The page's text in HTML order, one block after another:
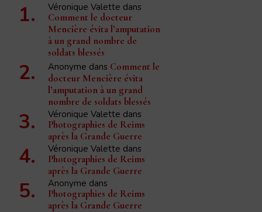
Véronique Valette dans
Comment le docteur
Mencière évita l’amputation
à un grand nombre de
soldats blessés
Anonyme dans Comment le
docteur Mencière évita
l’amputation à un grand
nombre de soldats blessés
Véronique Valette dans
Photographies de Reims
après la Grande Guerre
Véronique Valette dans
Photographies de Reims
après la Grande Guerre
Anonyme dans
Photographies de Reims
après la Grande Guerre